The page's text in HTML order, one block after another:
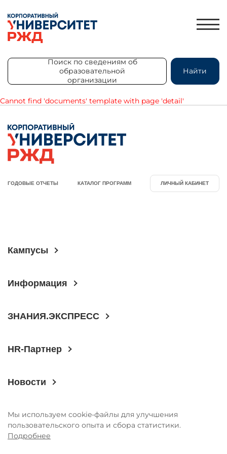
Поиск по сведениям об
образовательной
организации
Найти
ЛИЧНЫЙ КАБИНЕТ
ЗНАНИЯ.ЭКСПРЕСС
HR-ПАРТНЕР
КАТАЛОГ ПРОГРАММ
История
Награды
Годовые отчеты
Каталог программ
Сообщество внутренних тренеров
Поиск по сведениям об
образовательной
организации
Найти
Cannot find 'documents' template with page 'detail'
ГОДОВЫЕ ОТЧЕТЫ КАТАЛОГ ПРОГРАММ ЛИЧНЫЙ КАБИНЕТ
Кампусы
Информация
ЗНАНИЯ.ЭКСПРЕСС
HR-Партнер
Новости
Мы используем cookie-файлы для улучшения
пользовательского опыта и сбора статистики.
Подробнее